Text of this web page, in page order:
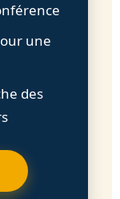
une
des